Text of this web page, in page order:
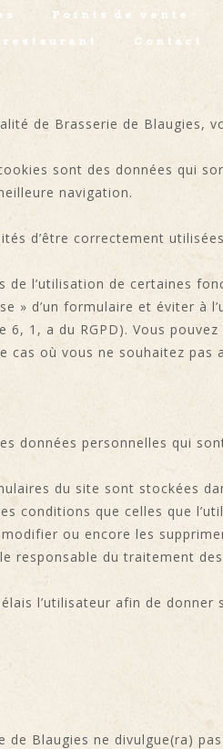
Points de vente
restaurant Contact
de Brasserie de Blaugies,
sont des données qui
navigation.
d’être correctement
de certaines
» d’un formulaire et éviter à
6, 1, a du RGPD). Vous
où vous ne souhaitez
données personnelles qui
du site sont stockées
conditions que celles que
ou encore les
responsable du traitement
l’utilisateur afin de donner
Blaugies ne divulgue(ra)